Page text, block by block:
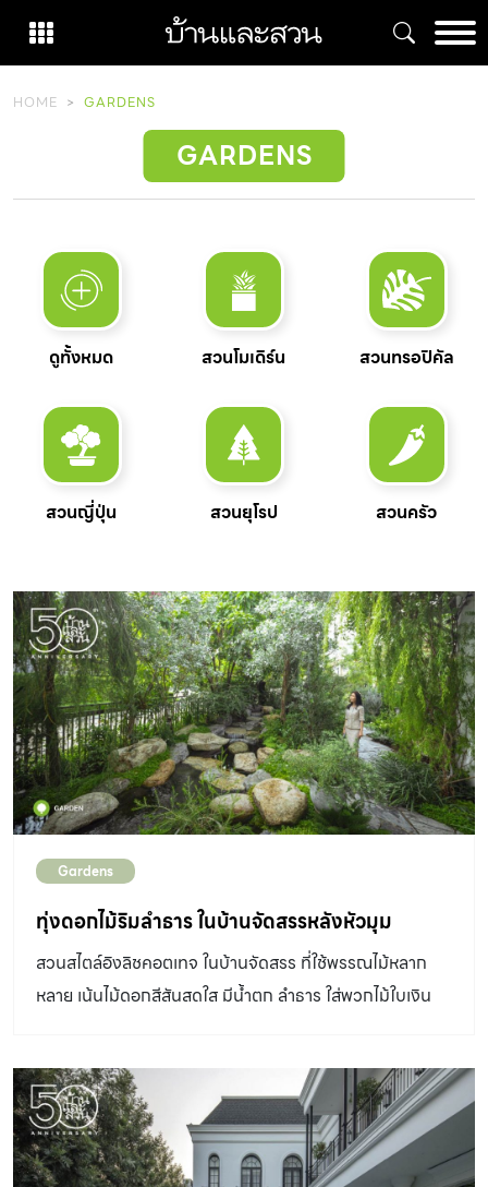
content
HOME GARDENS
GARDENS
ดูทั้งหมด สวนโมเดิร์น สวนทรอปิคัล
สวนญี่ปุ่น สวนยุโรป สวนครัว
Gardens
ทุ่งดอกไม้ริมลำธาร ในบ้านจัดสรรหลังหัวมุม
สวนสไตล์อิงลิชคอตเทจ ในบ้านจัดสรร ที่ใช้พรรณไม้หลาก
หลาย เน้นไม้ดอกสีสันสดใส มีน้ำตก ลำธาร ใส่พวกไม้ใบเงิน